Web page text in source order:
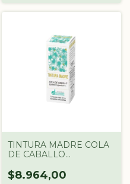
TINTURA MADRE COLA
DE CABALLO
ARGENTINA X 60 CC
$8.964,00